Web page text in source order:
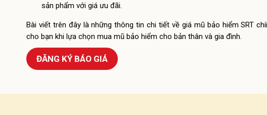
sản phẩm với giá ưu đãi.
Bài viết trên đây là những thông tin chi tiết về giá mũ bảo hiểm SRT
cho bạn khi lựa chọn mua mũ bảo hiểm cho bản thân và gia đình.
ĐĂNG KÝ BÁO GIÁ